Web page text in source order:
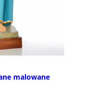
malowane